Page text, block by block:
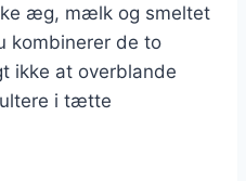
æg, mælk og smeltet
kombinerer de to
ikke at overblande
i tætte